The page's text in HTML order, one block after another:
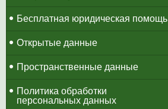
Бесплатная юридическая помощь
Открытые данные
Пространственные данные
Политика обработки
персональных данных